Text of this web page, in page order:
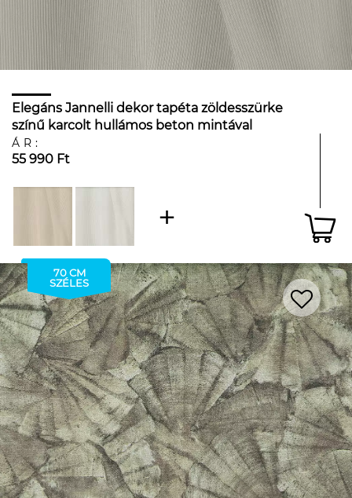
Elegáns Jannelli dekor tapéta zöldesszürke
színű karcolt hullámos beton mintával
ÁR:
55 990 Ft
70 CM
SZÉLES